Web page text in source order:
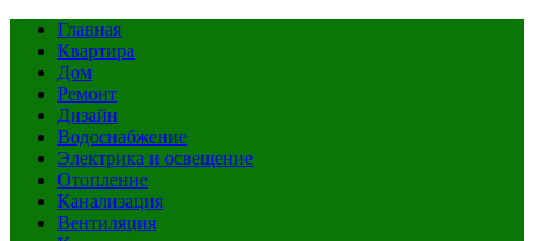
Главная
Квартира
Дом
Ремонт
Дизайн
Водоснабжение
Электрика и освещение
Отопление
Канализация
Вентиляция